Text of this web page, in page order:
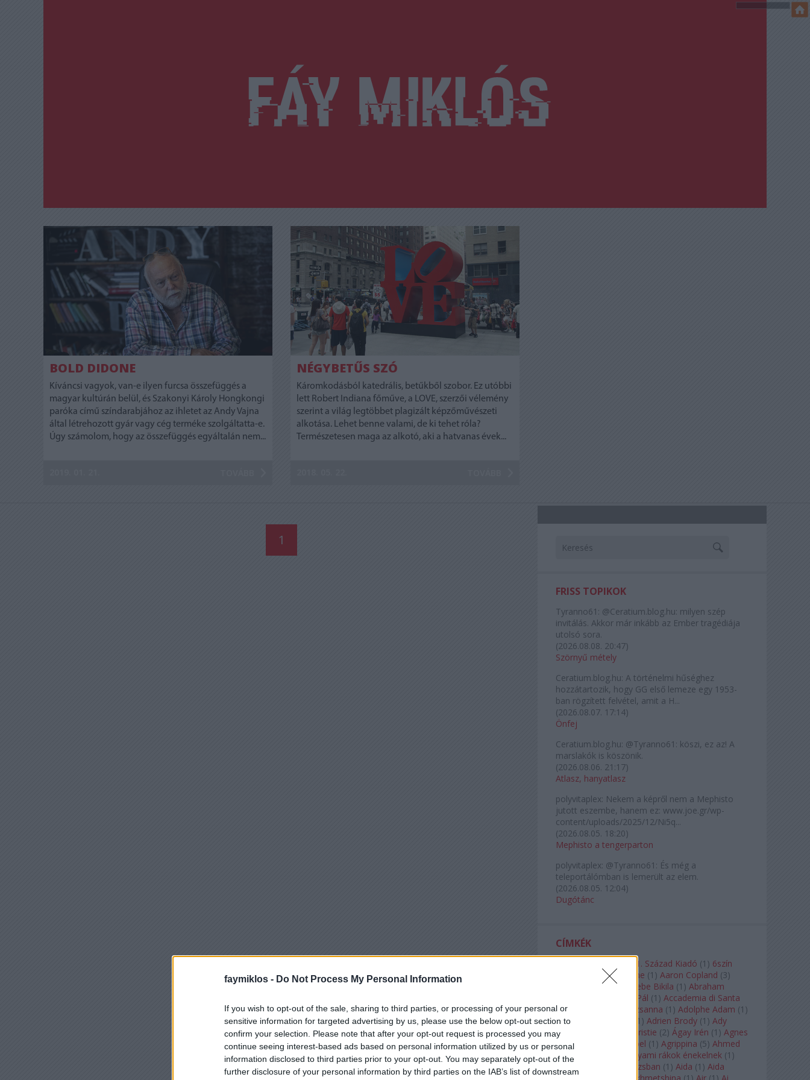
faymiklos - Do Not Process My Personal Information
If you wish to opt-out of the sale, sharing to third parties, or processing of your personal or
sensitive information for targeted advertising by us, please use the below opt-out section to
confirm your selection. Please note that after your opt-out request is processed you may
continue seeing interest-based ads based on personal information utilized by us or personal
information disclosed to third parties prior to your opt-out. You may separately opt-out of the
further disclosure of your personal information by third parties on the IAB’s list of downstream
BOLD DIDONE
Kíváncsi vagyok, van-e ilyen furcsa összefüggés a
magyar kultúrán belül, és Szakonyi Károly Hongkongi
paróka című színdarabjához az ihletet az Andy Vajna
által létrehozott gyár vagy cég terméke szolgáltatta-e.
Úgy számolom, hogy az összefüggés egyáltalán nem...
NÉGYBETŰS SZÓ
Káromkodásból katedrális, betűkből szobor. Ez utóbbi
lett Robert Indiana főműve, a LOVE, szerzői vélemény
szerint a világ legtöbbet plagizált képzőművészeti
alkotása. Lehet benne valami, de ki tehet róla?
Természetesen maga az alkotó, aki a hatvanas évek...
1
FRISS TOPIKOK
Tyranno61: @Ceratium.blog.hu: milyen szép
invitálás. Akkor már inkább az Ember tragédiája
utolsó sora.
(2026.08.08. 20:47)
Szörnyű métely
Ceratium.blog.hu: A történelmi hűséghez
hozzátartozik, hogy GG első lemeze egy 1953-
ban rögzített felvétel, amit a H...
(2026.08.07. 17:14)
Önfej
Ceratium.blog.hu: @Tyranno61: köszi, ez az! A
marslakók is köszönik.
(2026.08.06. 21:17)
Atlasz, hanyatlasz
polyvitaplex: Nekem a képről nem a Mephisto
jutott eszembe, hanem ez: www.joe.gr/wp-
content/uploads/2025/12/Ni5q...
(2026.08.05. 18:20)
Mephisto a tengerparton
polyvitaplex: @Tyranno61: És még a
teleportálómban is lemerült az elem.
(2026.08.05. 12:04)
Dugótánc
CÍMKÉK
21. Század Kiadó (1 ) 6szín
A. A. Milne (1 ) Aaron Copland (3)
Aaron Rosand
(1 Abebe Bikila (1 ) Abraham
Ábrahám Pál (1 ) Accademia di Santa
Cecilia
Ádám Zsuzsanna (1 ) Adolphe Adam (1 )
Adriana Lecouvreur
1 ) Adrien Brody (1 ) Ady
Endre
Agatha Christie (2) Ágay Irén (1 ) Agnes
Baltsa
Agnes Giebel (1 ) Agrippina (5) Ahmed
Szadavi
Ahol a folyami rákok énekelnek (1 )
Ahol a nap felkel Párizsban (1 ) Aida (1 ) Aida